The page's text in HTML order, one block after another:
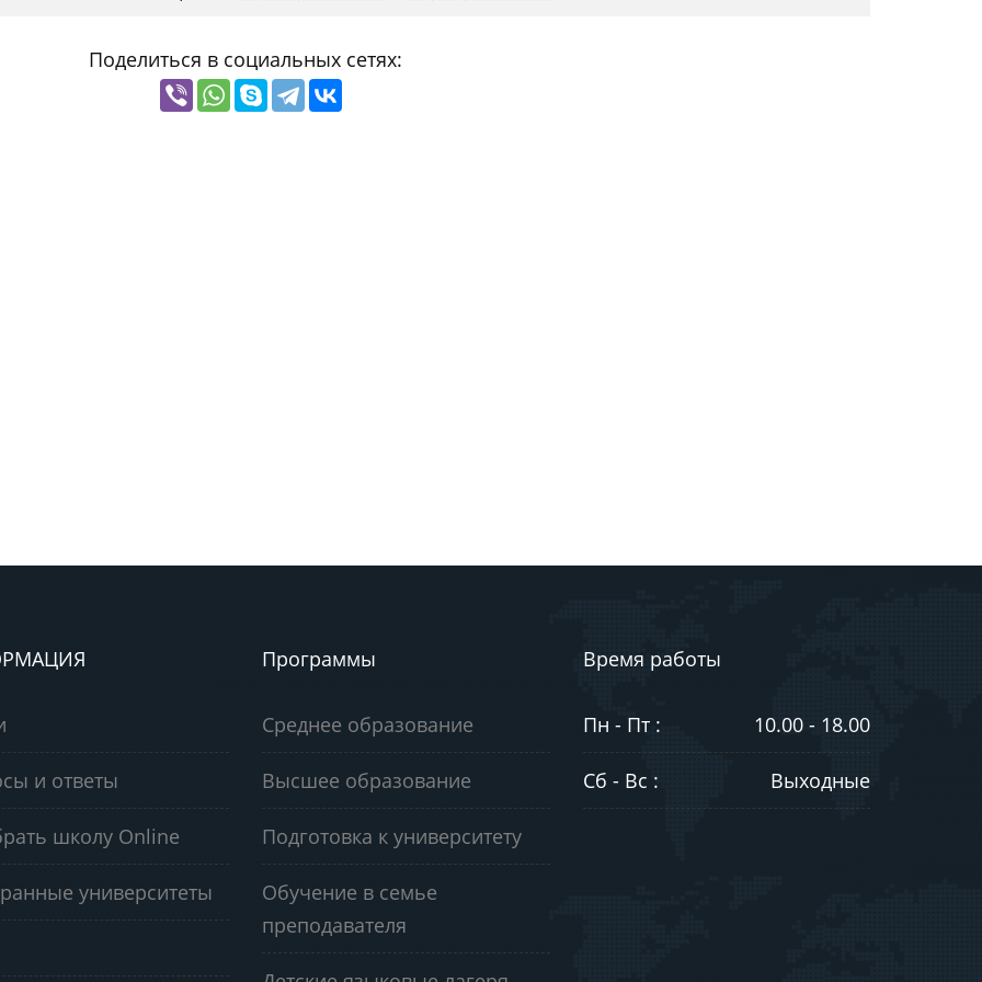
Поделиться в социальных сетях:
и ответы
школу Online
университеты
Программы
Среднее образование
Высшее образование
Подготовка к университету
Обучение в семье
преподавателя
Время работы
Пн - Пт : 10.00 - 18.00
Сб - Вс : Выходные